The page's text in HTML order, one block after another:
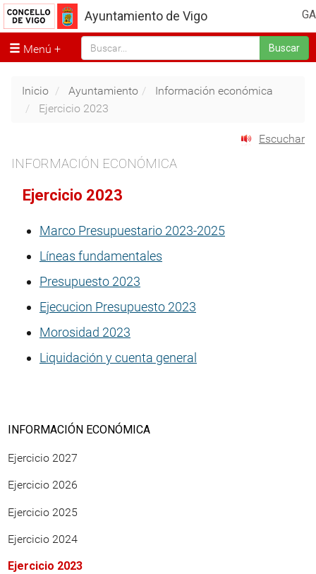
GA
Ayuntamiento de Vigo
Menú Buscar
Inicio Ayuntamiento
Información económica
Ejercicio 2023
Escuchar
INFORMACIÓN ECONÓMICA
Ejercicio 2023
Marco Presupuestario 2023-2025
Líneas fundamentales
Presupuesto 2023
Ejecucion Presupuesto 2023
Morosidad 2023
Liquidación y cuenta general
INFORMACIÓN ECONÓMICA
Ejercicio 2027
Ejercicio 2026
Ejercicio 2025
Ejercicio 2024
Ejercicio 2023